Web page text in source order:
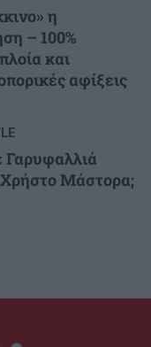
η
– 100%
και
αφίξεις
Γαρυφαλλιά
Μάστορα;